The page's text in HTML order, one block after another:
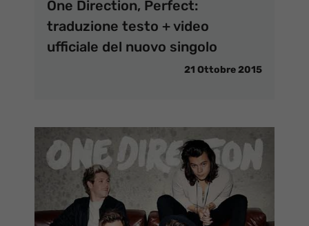
One Direction, Perfect:
traduzione testo + video
ufficiale del nuovo singolo
21 Ottobre 2015